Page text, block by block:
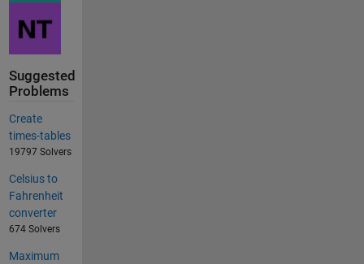
Suggested
Problems
Create
times-tables
19797 Solvers
Celsius to
Fahrenheit
converter
674 Solvers
Maximum